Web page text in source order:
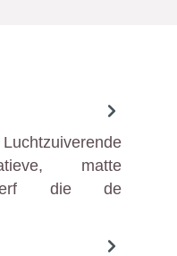
matte
die de